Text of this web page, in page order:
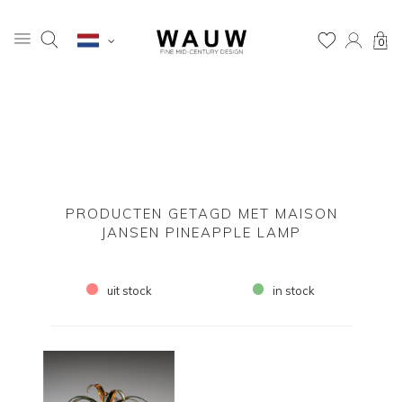
0
PRODUCTEN GETAGD MET MAISON
JANSEN PINEAPPLE LAMP
uit stock in stock